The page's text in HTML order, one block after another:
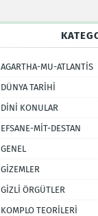
AGARTHA-MU-ATLANTİS
DÜNYA TARİHİ
DİNİ KONULAR
EFSANE-MİT-DESTAN
GENEL
GİZEMLER
GİZLİ ÖRGÜTLER
KOMPLO TEORİLERİ